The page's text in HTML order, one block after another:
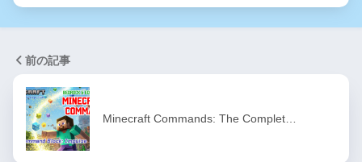
前の記事
Minecraft Commands: The Complet…